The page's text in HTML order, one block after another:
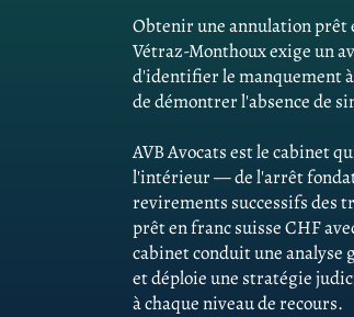
Obtenir une annulation prêt
Vétraz-Monthoux exige un
d'identifier le manquement
de démontrer l'absence de
AVB Avocats est le cabinet
l'intérieur — de l'arrêt
revirements successifs des
prêt en franc suisse CHF
cabinet conduit une
et déploie une stratégie
à chaque niveau de recours.